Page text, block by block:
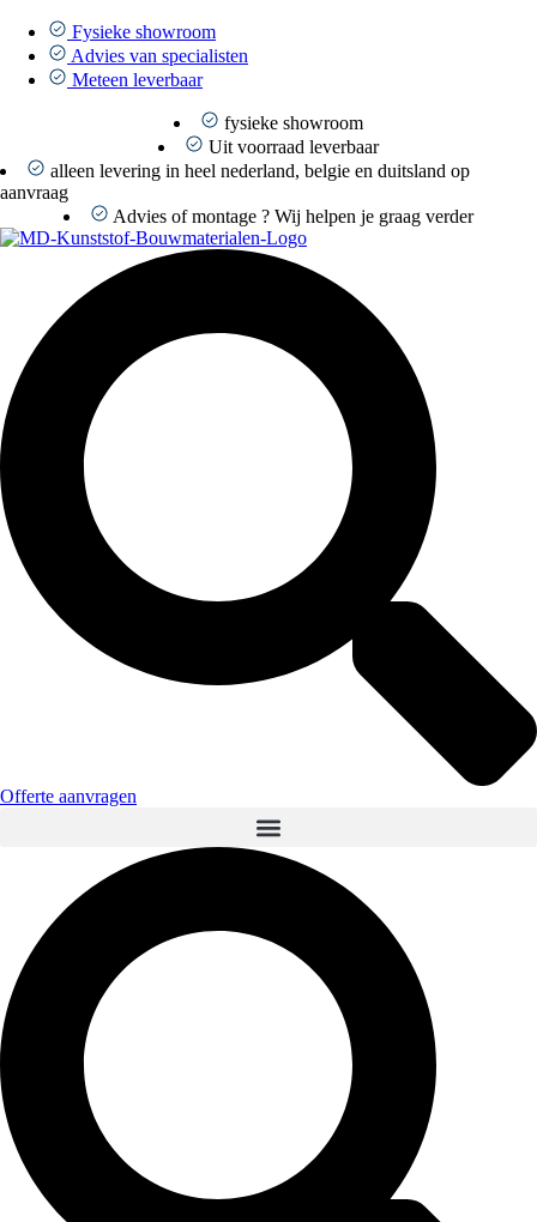
naar
inhoud
Fysieke showroom
Advies van specialisten
Meteen leverbaar
fysieke showroom
Uit voorraad leverbaar
alleen levering in heel nederland, belgie en duitsland op
aanvraag
Advies of montage ? Wij helpen je graag verder
Offerte aanvragen